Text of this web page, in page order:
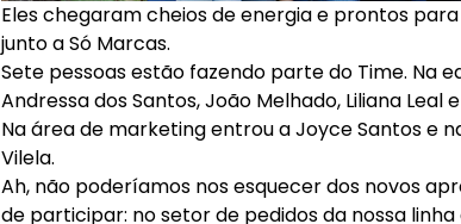
Eles chegaram cheios de energia e prontos
junto a Só Marcas.
Sete pessoas estão fazendo parte do Time. Na
Andressa dos Santos, João Melhado, Liliana Leal
Na área de marketing entrou a Joyce Santos e
Vilela.
Ah, não poderíamos nos esquecer dos novos
de participar: no setor de pedidos da nossa